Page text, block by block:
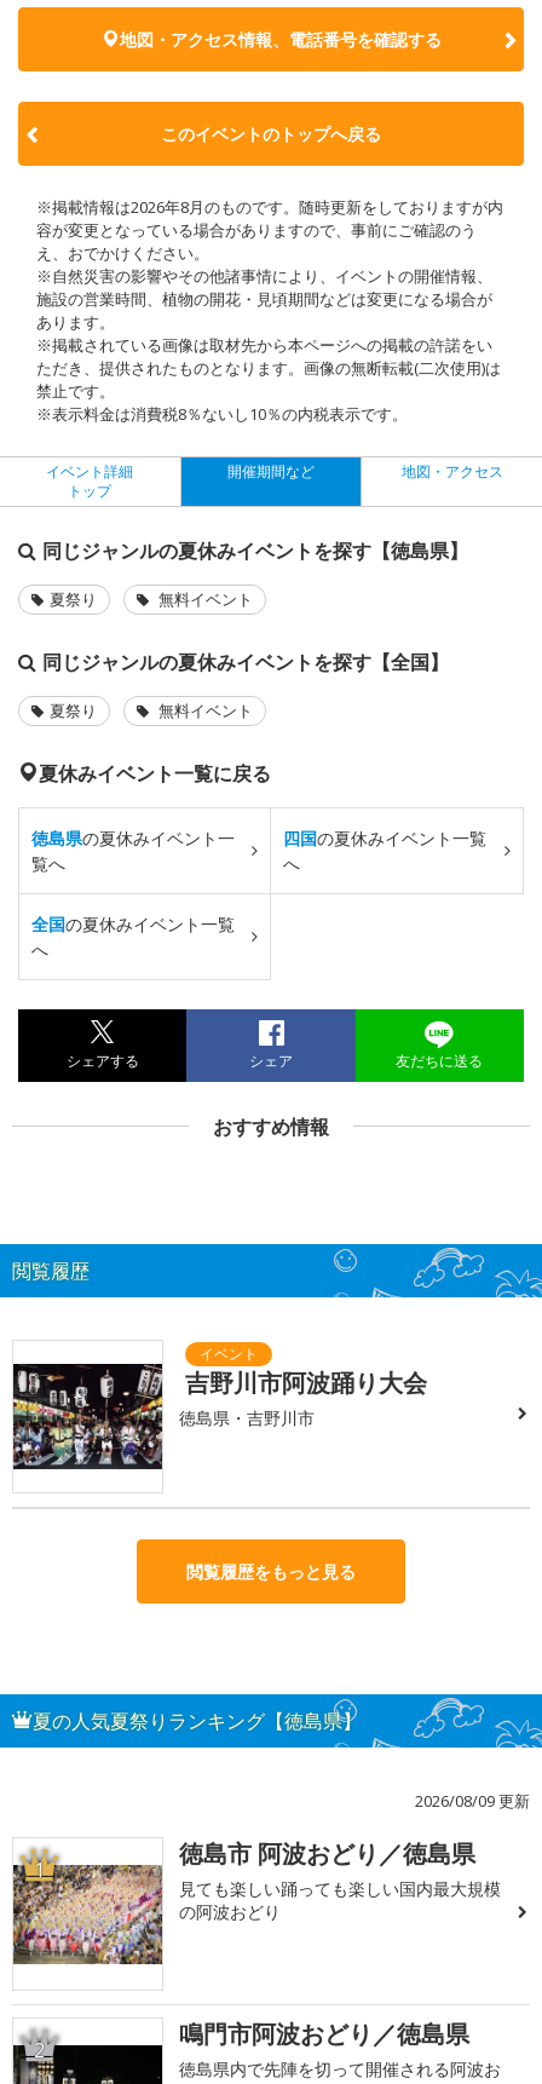
地図・アクセス情報、電話番号を確認する
このイベントのトップへ戻る
※掲載情報は2026年8月のものです。随時更新をしておりますが内
容が変更となっている場合がありますので、事前にご確認のう
え、おでかけください。
※自然災害の影響やその他諸事情により、イベントの開催情報、
施設の営業時間、植物の開花・見頃期間などは変更になる場合が
あります。
※掲載されている画像は取材先から本ページへの掲載の許諾をい
ただき、提供されたものとなります。画像の無断転載(二次使用)は
禁止です。
※表示料金は消費税8％ないし10％の内税表示です。
イベント詳細
トップ
開催期間など 地図・アクセス
同じジャンルの夏休みイベントを探す【徳島県】
夏祭り 無料イベント
同じジャンルの夏休みイベントを探す【全国】
夏祭り 無料イベント
夏休みイベント一覧に戻る
徳島県の夏休みイベント一
覧へ
四国の夏休みイベント一覧
へ
全国の夏休みイベント一覧
へ
シェアする シェア 友だちに送る
おすすめ情報
閲覧履歴
吉野川市阿波踊り大会
徳島県・吉野川市
閲覧履歴をもっと見る
夏の人気夏祭りランキング【徳島県】
2026/08/09 更新
1 徳島市 阿波おどり／徳島県
見ても楽しい踊っても楽しい国内最大規模
の阿波おどり
2 鳴門市阿波おどり／徳島県
徳島県内で先陣を切って開催される阿波お